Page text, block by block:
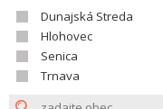
Dunajská Streda
Hlohovec
Senica
Trnava